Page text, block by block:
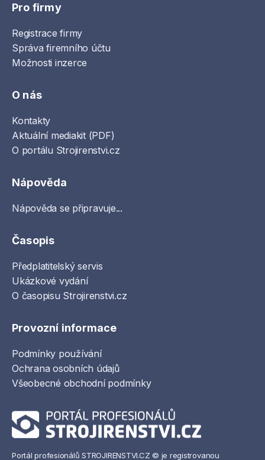
Pro firmy
Registrace firmy
Správa firemního účtu
Možnosti inzerce
O nás
Kontakty
Aktuální mediakit (PDF)
O portálu Strojirenstvi.cz
Nápověda
Nápověda se připravuje...
Časopis
Předplatitelský servis
Ukázkové vydání
O časopisu Strojirenstvi.cz
Provozní informace
Podmínky používání
Ochrana osobních údajů
Všeobecné obchodní podmínky
Portál profesionálů STROJIRENSTVI.CZ © je registrovanou